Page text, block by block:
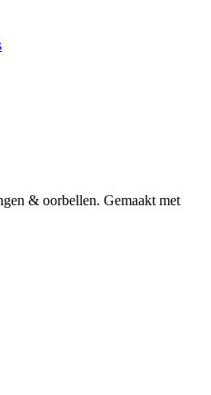
& oorbellen. Gemaakt met